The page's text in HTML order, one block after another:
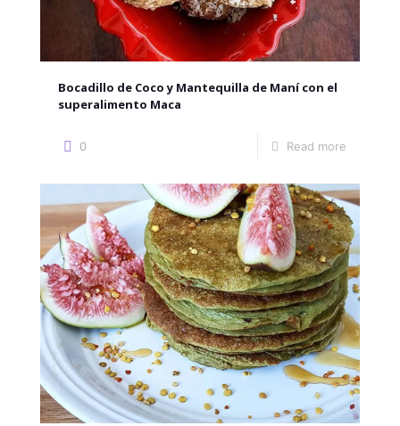
Bocadillo de Coco y Mantequilla de Maní con el
superalimento Maca
0 Read more